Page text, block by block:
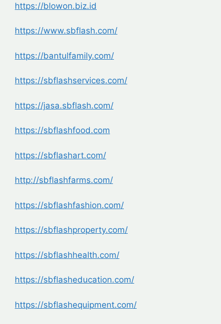
https://blowon.biz.id
https://www.sbflash.com/
https://bantulfamily.com/
https://sbflashservices.com/
https://jasa.sbflash.com/
https://sbflashfood.com
https://sbflashart.com/
http://sbflashfarms.com/
https://sbflashfashion.com/
https://sbflashproperty.com/
https://sbflashhealth.com/
https://sbflasheducation.com/
https://sbflashequipment.com/